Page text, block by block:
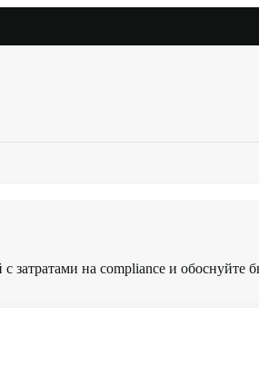
на compliance и